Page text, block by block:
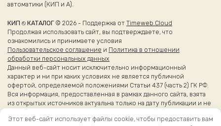
автоматики (КИП и А).
КИП ⎋ КАТАЛОГ© 2026 - Поддержка от Timeweb.Cloud
Продолжая использовать сайт, вы подтверждаете, что
ознакомились и принимаете условия
Пользовательское соглашение и Политика в отношении
обработки персональных данных
Данный веб-сайт носит исключительно информационный
характер и ни при каких условиях не является публичной
офертой, определяемой положениями Статьи 437 (часть 2) ГК РФ.
Вся информация, предоставленная в рамках данного сайта, взята
из открытых источников актуальна только на дату публикации и не
Более точные сведения об эксплуатации приборов вы можете
Этот веб-сайт использует файлы cookie, чтобы предоставить вам